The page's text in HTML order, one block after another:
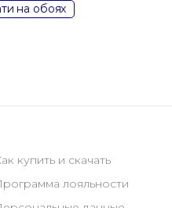
на обоях
купить и скачать
лояльности